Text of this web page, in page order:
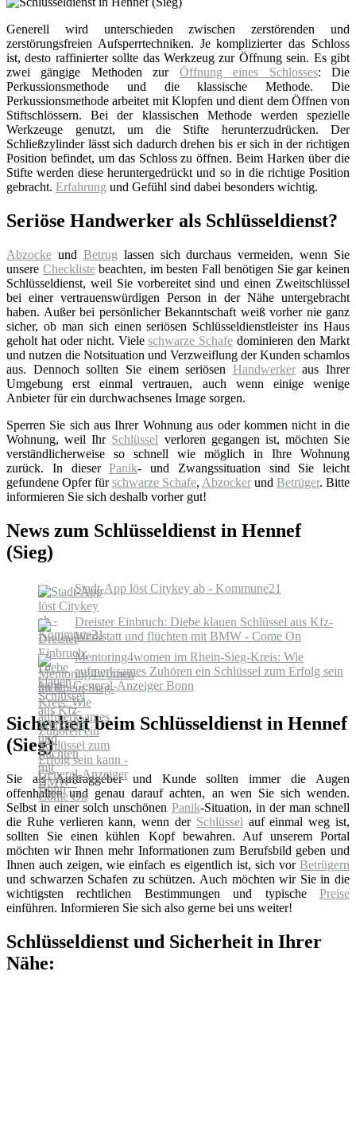
Generell wird unterschieden zwischen zerstörenden und
zerstörungsfreien Aufsperrtechniken. Je komplizierter das Schloss
ist, desto raffinierter sollte das Werkzeug zur Öffnung sein. Es gibt
zwei gängige Methoden zur Öffnung eines Schlosses: Die
Perkussionsmethode und die klassische Methode. Die
Perkussionsmethode arbeitet mit Klopfen und dient dem Öffnen von
Stiftschlössern. Bei der klassischen Methode werden spezielle
Werkzeuge genutzt, um die Stifte herunterzudrücken. Der
Schließzylinder lässt sich dadurch drehen bis er sich in der richtigen
Position befindet, um das Schloss zu öffnen. Beim Harken über die
Stifte werden diese heruntergedrückt und so in die richtige Position
gebracht. Erfahrung und Gefühl sind dabei besonders wichtig.
Seriöse Handwerker als Schlüsseldienst?
Abzocke und Betrug lassen sich durchaus vermeiden, wenn Sie
unsere Checklistebeachten, im besten Fall benötigen Sie gar keinen
Schlüsseldienst, weil Sie vorbereitet sind und einen Zweitschlüssel
bei einer vertrauenswürdigen Person in der Nähe untergebracht
haben. Außer bei persönlicher Bekanntschaft weiß vorher nie ganz
sicher, ob man sich einen seriösen Schlüsseldienstleister ins Haus
geholt hat oder nicht. Vieleschwarze Schafe dominieren den Markt
und nutzen die Notsituation und Verzweiflung der Kunden schamlos
aus. Dennoch sollten Sie einem seriösen Handwerkeraus Ihrer
Umgebung erst einmal vertrauen, auch wenn einige wenige
Anbieter für ein durchwachsenes Image sorgen.
Sperren Sie sich aus Ihrer Wohnung aus oder kommen nicht in die
Wohnung, weil Ihr Schlüssel verloren gegangen ist, möchten Sie
verständlicherweise so schnell wie möglich in Ihre Wohnung
zurück. In dieserPanik- und Zwangssituation sind Sie leicht
gefundene Opfer fürschwarze Schafe, Abzocker und Betrüger. Bitte
informieren Sie sich deshalb vorher gut!
News zum Schlüsseldienst in Hennef
(Sieg)
Stadt-App löst Citykey ab - Kommune21
Dreister Einbruch: Diebe klauen Schlüssel aus Kfz-
Werkstatt und flüchten mit BMW - Come On
Mentoring4women im Rhein-Sieg-Kreis: Wie
aufmerksames Zuhören ein Schlüssel zum Erfolg sein
kann - General-Anzeiger Bonn
Sicherheit beim Schlüsseldienst in Hennef
(Sieg)
Sie als Auftraggeber und Kunde sollten immer die Augen
offenhalten und genau darauf achten, an wen Sie sich wenden.
Selbst in einer solch unschönen Panik-Situation, in der man schnell
die Ruhe verlieren kann, wenn der Schlüssel auf einmal weg ist,
sollten Sie einen kühlen Kopf bewahren. Auf unserem Portal
möchten wir Ihnen mehr Informationen zum Berufsbild geben und
Ihnen auch zeigen, wie einfach es eigentlich ist, sich vor Betrügern
und schwarzen Schafen zu schützen. Auch möchten wir Sie in die
wichtigsten rechtlichen Bestimmungen und typische Preise
einführen. Informieren Sie sich also gerne bei uns weiter!
Schlüsseldienst und Sicherheit in Ihrer
Nähe: